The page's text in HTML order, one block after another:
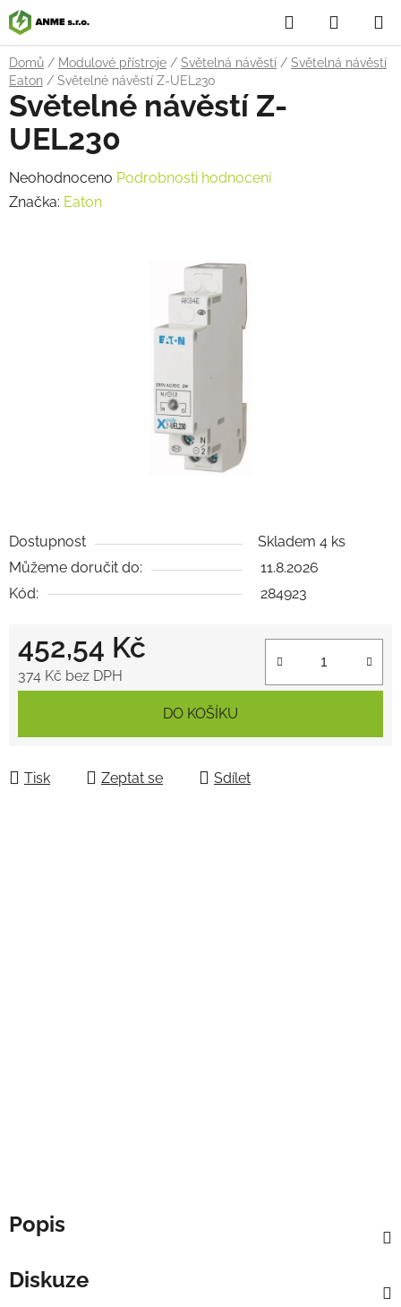
Přejít
na
obsah
Hledat
KOŠÍK
Domů / Modulové přístroje / Světelná návěstí / Světelná návěstí
Eaton / Světelné návěstí Z-UEL230
Dostupnost
Skladem 4 ks
Můžeme doručit do:
11.8.2026
Kód:
284923
452,54 Kč
374 Kč bez DPH
DO KOŠÍKU
Tisk Zeptat se Sdílet
Světelné návěstí Z-
UEL230
Průměrné
hodnocení
Neohodnoceno Podrobnosti hodnocení
Značka: Eaton
Popis
Diskuze